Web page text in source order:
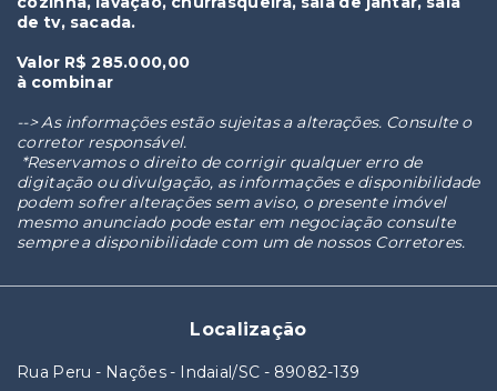
de tv, sacada.
Valor R$ 285.000,00
à combinar
--> As informações estão sujeitas a alterações. Consulte o
corretor responsável.
*Reservamos o direito de corrigir qualquer erro de
digitação ou divulgação, as informações e disponibilidade
podem sofrer alterações sem aviso, o presente imóvel
mesmo anunciado pode estar em negociação consulte
sempre a disponibilidade com um de nossos Corretores.
Localização
Rua Peru - Nações - Indaial/SC - 89082-139